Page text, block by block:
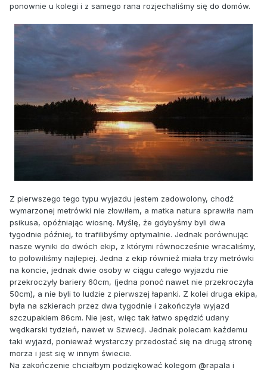
ponownie u kolegi i z samego rana rozjechaliśmy się do domów.
Z pierwszego tego typu wyjazdu jestem zadowolony, chodź
wymarzonej metrówki nie złowiłem, a matka natura sprawiła nam
psikusa, opóźniając wiosnę. Myślę, że gdybyśmy byli dwa
tygodnie później, to trafilibyśmy optymalnie. Jednak porównując
nasze wyniki do dwóch ekip, z którymi równocześnie wracaliśmy,
to połowiliśmy najlepiej. Jedna z ekip również miała trzy metrówki
na koncie, jednak dwie osoby w ciągu całego wyjazdu nie
przekroczyły bariery 60cm, (jedna ponoć nawet nie przekroczyła
50cm), a nie byli to ludzie z pierwszej łapanki. Z kolei druga ekipa,
była na szkierach przez dwa tygodnie i zakończyła wyjazd
szczupakiem 86cm. Nie jest, więc tak łatwo spędzić udany
wędkarski tydzień, nawet w Szwecji. Jednak polecam każdemu
taki wyjazd, ponieważ wystarczy przedostać się na drugą stronę
morza i jest się w innym świecie.
Na zakończenie chciałbym podziękować kolegom @rapala i